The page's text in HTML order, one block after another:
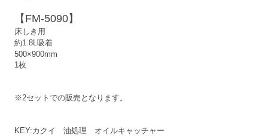
【FM-5090】
床しき用
約1.8L吸着
500×900mm
1枚
※2セットでの販売となります。
KEY:カクイ 油処理 オイルキャッチャー